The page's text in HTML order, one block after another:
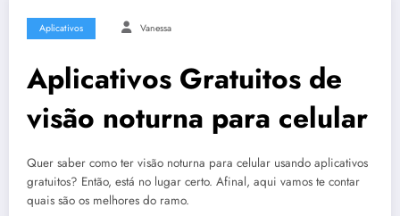
Aplicativos Vanessa
Aplicativos Gratuitos de
visão noturna para celular
Quer saber como ter visão noturna para celular usando aplicativos
gratuitos? Então, está no lugar certo. Afinal, aqui vamos te contar
quais são os melhores do ramo.